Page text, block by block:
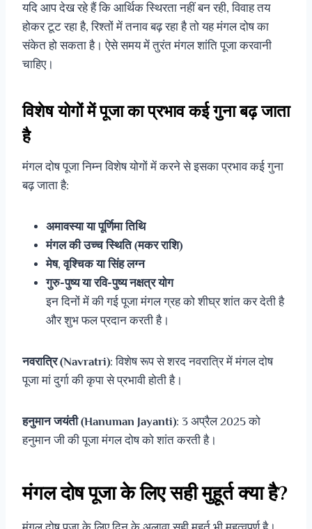
यदि आप देख रहे हैं कि आर्थिक स्थिरता नहीं बन रही, विवाह तय
होकर टूट रहा है, रिश्तों में तनाव बढ़ रहा है तो यह मंगल दोष का
संकेत हो सकता है। ऐसे समय में तुरंत मंगल शांति पूजा करवानी
चाहिए।
विशेष योगों में पूजा का प्रभाव कई गुना बढ़ जाता
है
मंगल दोष पूजा निम्न विशेष योगों में करने से इसका प्रभाव कई गुना
बढ़ जाता है:
अमावस्या या पूर्णिमा तिथि
मंगल की उच्च स्थिति (मकर राशि)
मेष, वृश्चिक या सिंह लग्न
गुरु-पुष्य या रवि-पुष्य नक्षत्र योग
इन दिनों में की गई पूजा मंगल ग्रह को शीघ्र शांत कर देती है
और शुभ फल प्रदान करती है।
नवरात्रि (Navratri): विशेष रूप से शरद नवरात्रि में मंगल दोष
पूजा मां दुर्गा की कृपा से प्रभावी होती है।
हनुमान जयंती (Hanuman Jayanti): 3 अप्रैल 2025 को
हनुमान जी की पूजा मंगल दोष को शांत करती है।
मंगल दोष पूजा के लिए सही मुहूर्त क्या है?